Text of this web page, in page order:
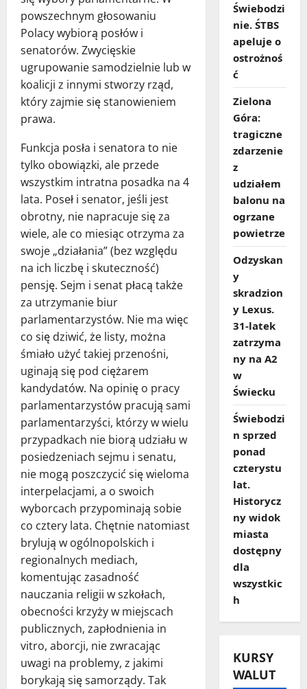
powszechnym głosowaniu
Polacy wybiorą posłów i
senatorów. Zwycięskie
ugrupowanie samodzielnie lub w
koalicji z innymi stworzy rząd,
który zajmie się stanowieniem
prawa.
Funkcja posła i senatora to nie
tylko obowiązki, ale przede
wszystkim intratna posadka na 4
lata. Poseł i senator, jeśli jest
obrotny, nie napracuje się za
wiele, ale co miesiąc otrzyma za
swoje „działania” (bez względu
na ich liczbę i skuteczność)
pensję. Sejm i senat płacą także
za utrzymanie biur
parlamentarzystów. Nie ma więc
co się dziwić, że listy, można
śmiało użyć takiej przenośni,
uginają się pod ciężarem
kandydatów. Na opinię o pracy
parlamentarzystów pracują sami
parlamentarzyści, którzy w wielu
przypadkach nie biorą udziału w
posiedzeniach sejmu i senatu,
nie mogą poszczycić się wieloma
interpelacjami, a o swoich
wyborcach przypominają sobie
co cztery lata. Chętnie natomiast
brylują w ogólnopolskich i
regionalnych mediach,
komentując zasadność
nauczania religii w szkołach,
obecności krzyży w miejscach
publicznych, zapłodnienia in
vitro, aborcji, nie zwracając
uwagi na problemy, z jakimi
borykają się samorządy. Tak
Świebodzi
nie. ŚTBS
apeluje o
ostrożnoś
ć
Zielona
Góra:
tragiczne
zdarzenie
z
udziałem
balonu na
ogrzane
powietrze
Odzyskan
y
skradzion
y Lexus.
31‑latek
zatrzyma
ny na A2
w
Świecku
Świebodzi
n sprzed
ponad
czterystu
lat.
Historycz
ny widok
miasta
dostępny
dla
wszystkic
h
KURSY
WALUT